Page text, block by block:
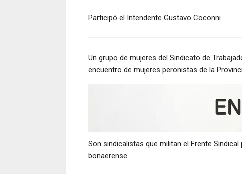
Participó el Intendente Gustavo Coconni
Un grupo de mujeres del Sindicato de
encuentro de mujeres peronistas de la
Son sindicalistas que militan el Frente
bonaerense.